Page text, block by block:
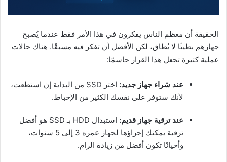
الحقيقة أن معظم الناس يفكرون في هذا الأمر فقط عندما يُصبح
جهازهم بطيئًا لا يُطاق، لكن الأفضل أن تفكر فيه مسبقًا. هناك حالات
عملية كثيرة تجعل هذا القرار حاسمًا:
عند شراء جهاز جديد:
اختر SSD من البداية إن استطعت،
لأنك ستوفر على نفسك الكثير من الإحباط.
عند ترقية جهاز قديم:
استبدال HDD بـ SSD هو أفضل
ترقية يمكنك إجراؤها لجهاز عمره 3 إلى 5 سنوات،
وأحيانًا تكون أفضل من زيادة الرام.